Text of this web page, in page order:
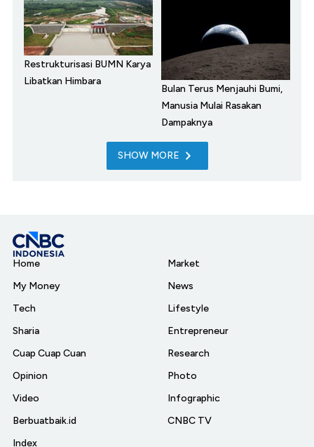
Restrukturisasi BUMN Karya
Libatkan Himbara
Bulan Terus Menjauhi Bumi,
Manusia Mulai Rasakan
Dampaknya
SHOW MORE
Home
My Money
Tech
Sharia
Cuap Cuap Cuan
Opinion
Video
Berbuatbaik.id
Index
Market
News
Lifestyle
Entrepreneur
Research
Photo
Infographic
CNBC TV